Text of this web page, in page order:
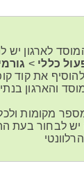
לארגון יש
כללי >
את קוד
והארגון
מקומות
יש לבחור בעת